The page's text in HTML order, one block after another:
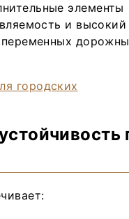
элементы
и высокий
переменных